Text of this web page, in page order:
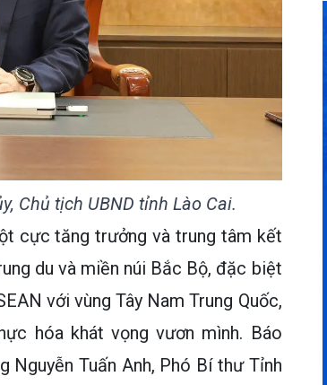
Chủ tịch UBND tỉnh Lào Cai.
cực tăng trưởng và trung tâm kết
du và miền núi Bắc Bộ, đặc biệt
với vùng Tây Nam Trung Quốc,
hóa khát vọng vươn mình. Báo
Tuấn Anh, Phó Bí thư Tỉnh